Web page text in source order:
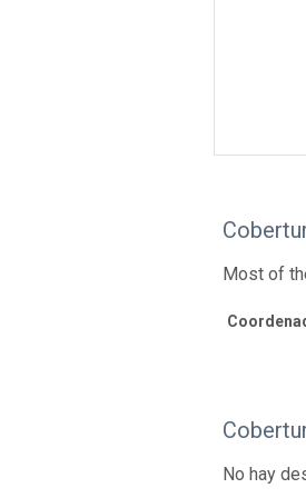
Most of
No hay